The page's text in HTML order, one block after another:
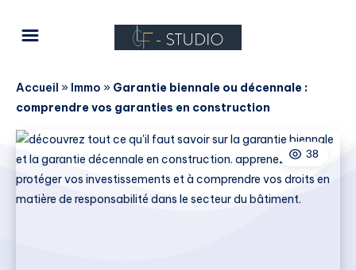
Accueil » Immo » Garantie biennale ou décennale :
comprendre vos garanties en construction
38